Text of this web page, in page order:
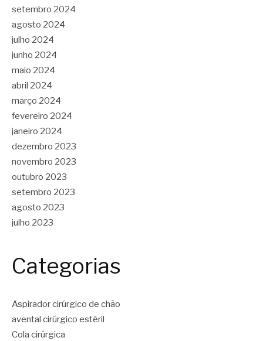
setembro 2024
agosto 2024
julho 2024
junho 2024
maio 2024
abril 2024
março 2024
fevereiro 2024
janeiro 2024
dezembro 2023
novembro 2023
outubro 2023
setembro 2023
agosto 2023
julho 2023
Categorias
Aspirador cirúrgico de chão
avental cirúrgico estéril
Cola cirúrgica